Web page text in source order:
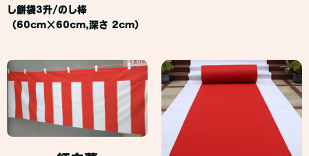
し餅袋3升/のし棒
（60cm×60cm,深さ 2cm）